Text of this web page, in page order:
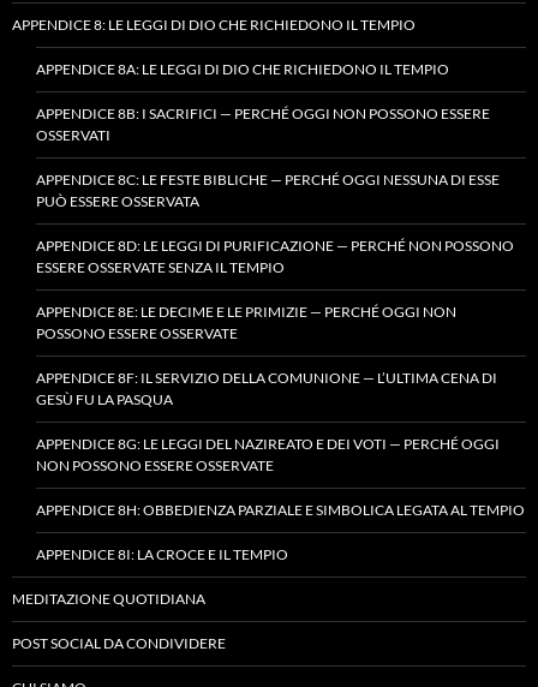
APPENDICE 8: LE LEGGI DI DIO CHE RICHIEDONO IL TEMPIO
APPENDICE 8A: LE LEGGI DI DIO CHE RICHIEDONO IL TEMPIO
APPENDICE 8B: I SACRIFICI — PERCHÉ OGGI NON POSSONO ESSERE
OSSERVATI
APPENDICE 8C: LE FESTE BIBLICHE — PERCHÉ OGGI NESSUNA DI ESSE
PUÒ ESSERE OSSERVATA
APPENDICE 8D: LE LEGGI DI PURIFICAZIONE — PERCHÉ NON POSSONO
ESSERE OSSERVATE SENZA IL TEMPIO
APPENDICE 8E: LE DECIME E LE PRIMIZIE — PERCHÉ OGGI NON
POSSONO ESSERE OSSERVATE
APPENDICE 8F: IL SERVIZIO DELLA COMUNIONE — L’ULTIMA CENA DI
GESÙ FU LA PASQUA
APPENDICE 8G: LE LEGGI DEL NAZIREATO E DEI VOTI — PERCHÉ OGGI
NON POSSONO ESSERE OSSERVATE
APPENDICE 8H: OBBEDIENZA PARZIALE E SIMBOLICA LEGATA AL TEMPIO
APPENDICE 8I: LA CROCE E IL TEMPIO
MEDITAZIONE QUOTIDIANA
POST SOCIAL DA CONDIVIDERE